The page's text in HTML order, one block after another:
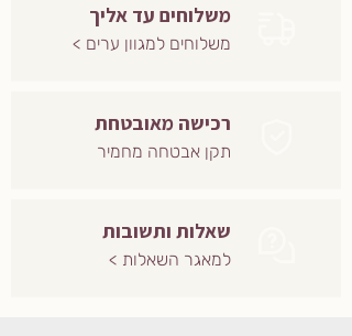
משלוחים עד אליך
משלוחים למגוון ערים >
רכישה מאובטחת
תקן אבטחה מחמיר
שאלות ותשובות
למאגר השאלות >